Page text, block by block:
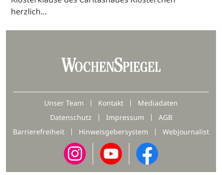
herzlich…
Unser Team Kontakt
Mediadaten
Datenschutz
Impressum
AGB
Barrierefreiheit
Hinweisgebersystem Webjournalist